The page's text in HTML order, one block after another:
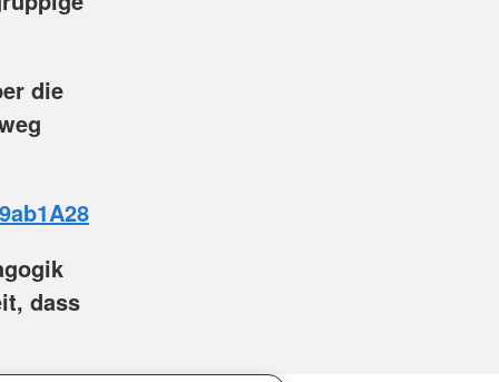
die
dass